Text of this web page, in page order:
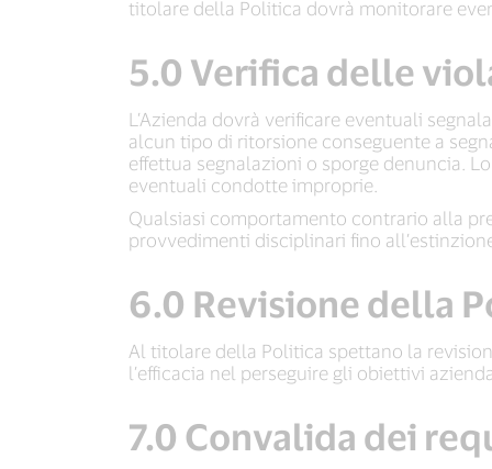
titolare della Politica dovrà monitorare
5.0 Verifica delle
L’Azienda dovrà verificare eventuali
alcun tipo di ritorsione conseguente a
effettua segnalazioni o sporge denuncia.
eventuali condotte improprie.
Qualsiasi comportamento contrario alla
provvedimenti disciplinari fino
6.0 Revisione della
Al titolare della Politica spettano la
l’efficacia nel perseguire gli obiettivi
7.0 Convalida dei